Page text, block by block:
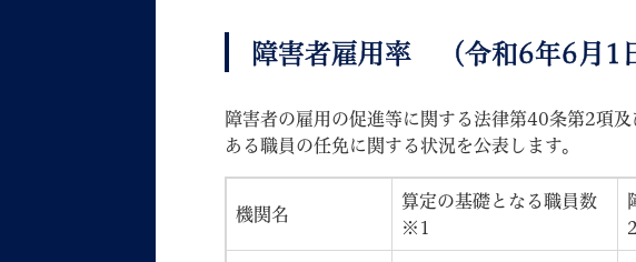
Foreign language 音声読み上げ 白 黒 青
障害者雇用率 （令和6年6月1
障害者の雇用の促進等に関する法律第40条第2項
ある職員の任免に関する状況を公表します。
機関名
算定の基礎となる職員数
※1
2